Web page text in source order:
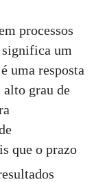
processos
um
uma resposta
alto grau de
que o prazo